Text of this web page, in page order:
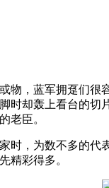
，蓝军拥趸们很
时却轰上看台的
老臣。
时，为数不多的
精彩得多。